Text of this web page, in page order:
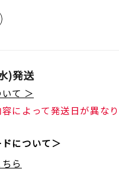
在庫ありのみ
)発送
て ＞
によって発送日が異なり
について＞
ら